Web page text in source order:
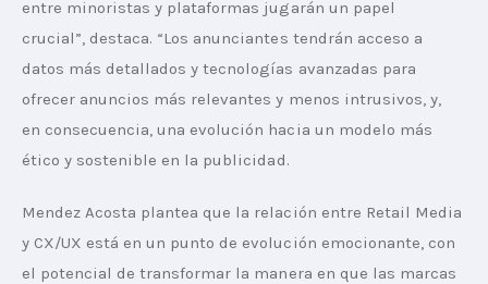
entre minoristas y plataformas jugarán un papel
crucial”, destaca. “Los anunciantes tendrán acceso a
datos más detallados y tecnologías avanzadas para
ofrecer anuncios más relevantes y menos intrusivos, y,
en consecuencia, una evolución hacia un modelo más
ético y sostenible en la publicidad.
Mendez Acosta plantea que la relación entre Retail Media
y CX/UX está en un punto de evolución emocionante, con
el potencial de transformar la manera en que las marcas